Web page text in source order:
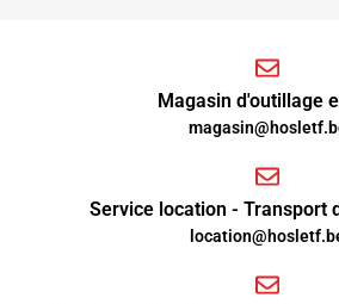
Magasin d'outillage
Service location - Transport